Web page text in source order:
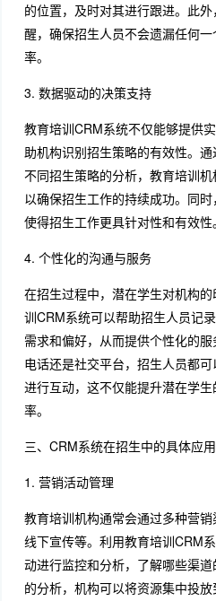
的位置，及时对其进行跟进。此
醒，确保招生人员不会遗漏任何
率。
3. 数据驱动的决策支持
教育培训CRM系统不仅能够提供
助机构识别招生策略的有效性。
不同招生策略的分析，教育培训机
以确保招生工作的持续成功。同
使得招生工作更具针对性和有效性。
4. 个性化的沟通与服务
在招生过程中，潜在学生对机构
训CRM系统可以帮助招生人员记
需求和偏好，从而提供个性化的服
电话还是社交平台，招生人员都
进行互动，这不仅能提升潜在学
率。
三、CRM系统在招生中的具体应
1. 营销活动管理
教育培训机构通常会通过多种营销
线下宣传等。利用教育培训CRM
动进行监控和分析，了解哪些渠
的分析，机构可以将资源集中投